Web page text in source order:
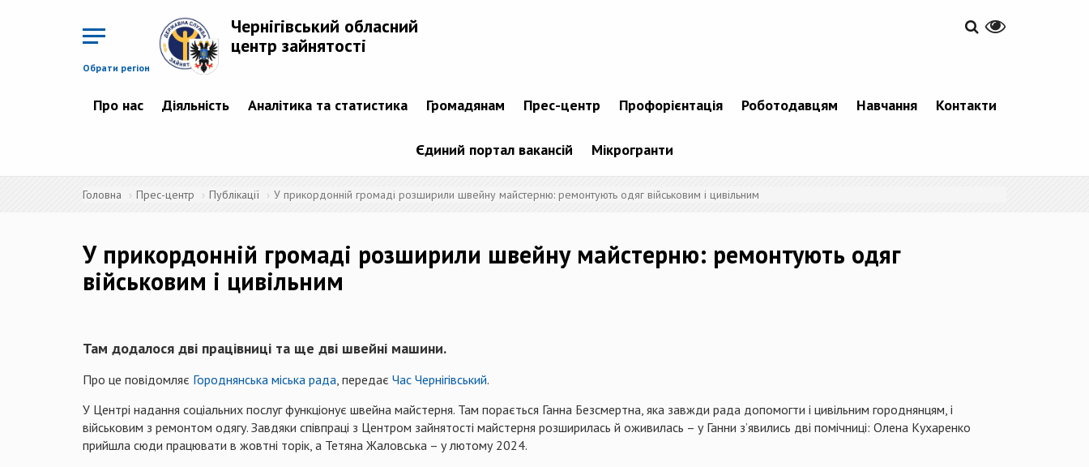
Обрати регіон
Чернігівський обласний
центр зайнятості
Про нас Діяльність Аналітика та статистика Громадянам Прес-центр Профорієнтація Роботодавцям Навчання Контакти
Єдиний портал вакансій Мікрогранти
Головна Прес-центр Публікації У прикордонній громаді розширили швейну майстерню: ремонтують одяг військовим і цивільним
У прикордонній громаді розширили швейну майстерню: ремонтують одяг
військовим і цивільним
Там додалося дві працівниці та ще дві швейні машини.
Про це повідомляє Городнянська міська рада , передає Час Чернігівський.
У Центрі надання соціальних послуг функціонує швейна майстерня. Там порається Ганна Безсмертна, яка завжди рада допомогти і цивільним городнянцям, і
військовим з ремонтом одягу. Завдяки співпраці з Центром зайнятості майстерня розширилась й оживилась – у Ганни з’явились дві помічниці: Олена Кухаренко
прийшла сюди працювати в жовтні торік, а Тетяна Жаловська – у лютому 2024.